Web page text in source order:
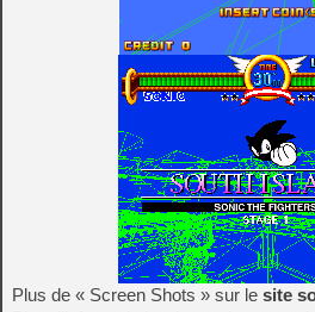
Plus de « Screen Shots » sur le site